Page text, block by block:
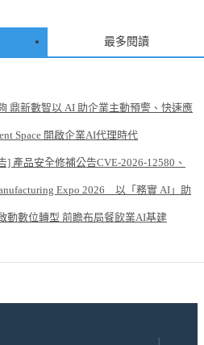
差異化體
零售生態圈。
最多閱讀
鼎新數智以 AI 助企業主動預警、快速應
Space 開啟企業AI代理時代
] 產品安全修補公告CVE-2026-12580、
Expo 2026 以「務實 AI」助
起點
動數位轉型 前瞻布局餐飲業AI基建